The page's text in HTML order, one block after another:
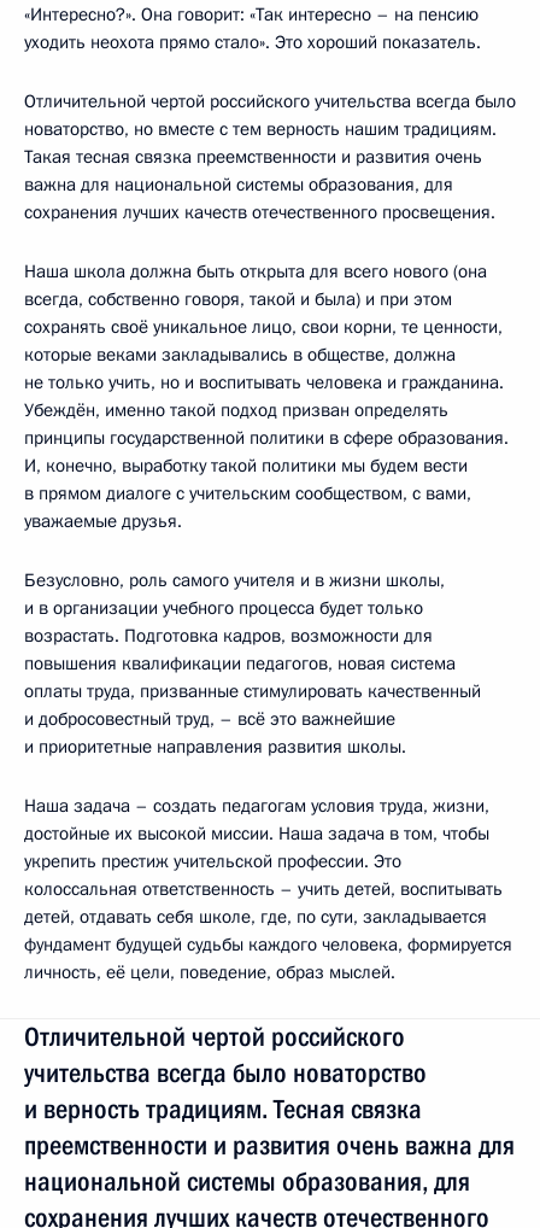
«Интересно?». Она говорит: «Так интересно – на пенсию
уходить неохота прямо стало». Это хороший показатель.
Отличительной чертой российского учительства всегда было
новаторство, но вместе с тем верность нашим традициям.
Такая тесная связка преемственности и развития очень
важна для национальной системы образования, для
сохранения лучших качеств отечественного просвещения.
Наша школа должна быть открыта для всего нового (она
всегда, собственно говоря, такой и была) и при этом
сохранять своё уникальное лицо, свои корни, те ценности,
которые веками закладывались в обществе, должна
не только учить, но и воспитывать человека и гражданина.
Убеждён, именно такой подход призван определять
принципы государственной политики в сфере образования.
И, конечно, выработку такой политики мы будем вести
в прямом диалоге с учительским сообществом, с вами,
уважаемые друзья.
Безусловно, роль самого учителя и в жизни школы,
и в организации учебного процесса будет только
возрастать. Подготовка кадров, возможности для
повышения квалификации педагогов, новая система
оплаты труда, призванные стимулировать качественный
и добросовестный труд, – всё это важнейшие
и приоритетные направления развития школы.
Наша задача – создать педагогам условия труда, жизни,
достойные их высокой миссии. Наша задача в том, чтобы
укрепить престиж учительской профессии. Это
колоссальная ответственность – учить детей, воспитывать
детей, отдавать себя школе, где, по сути, закладывается
фундамент будущей судьбы каждого человека, формируется
личность, её цели, поведение, образ мыслей.
Отличительной чертой российского
учительства всегда было новаторство
и верность традициям. Тесная связка
преемственности и развития очень важна для
национальной системы образования, для
сохранения лучших качеств отечественного